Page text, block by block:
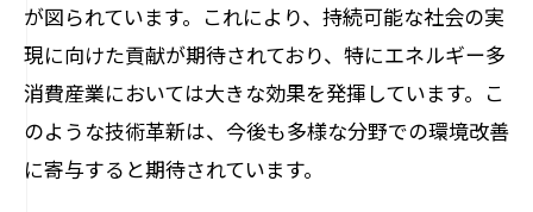
が図られています。これにより、持続可能な社会の実
現に向けた貢献が期待されており、特にエネルギー多
消費産業においては大きな効果を発揮しています。こ
のような技術革新は、今後も多様な分野での環境改善
に寄与すると期待されています。